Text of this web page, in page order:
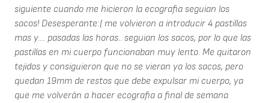
siguiente cuando me hicieron la ecografia seguian los
sacos! Desesperante:( me volvieron a introducir 4 pastillas
mas y.... pasadas las horas.. seguian los sacos, por lo que las
pastillas en mi cuerpo funcionaban muy lento. Me quitaron
tejidos y consiguieron que no se vieran ya los sacos, pero
quedan 19mm de restos que debe expulsar mi cuerpo, ya
que me volverán a hacer ecografia a final de semana